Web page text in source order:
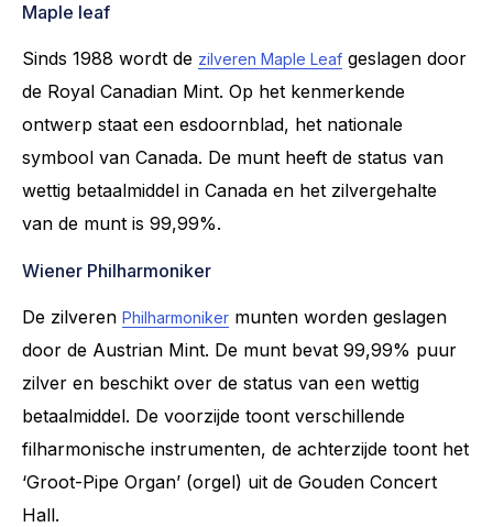
Maple leaf
Sinds 1988 wordt de zilveren Maple Leaf geslagen door
de Royal Canadian Mint. Op het kenmerkende
ontwerp staat een esdoornblad, het nationale
symbool van Canada. De munt heeft de status van
wettig betaalmiddel in Canada en het zilvergehalte
van de munt is 99,99%.
Wiener Philharmoniker
De zilveren Philharmoniker munten worden geslagen
door de Austrian Mint. De munt bevat 99,99% puur
zilver en beschikt over de status van een wettig
betaalmiddel. De voorzijde toont verschillende
filharmonische instrumenten, de achterzijde toont het
‘Groot-Pipe Organ’ (orgel) uit de Gouden Concert
Hall.